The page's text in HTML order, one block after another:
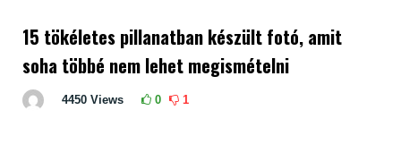
15 tökéletes pillanatban készült fotó, amit
soha többé nem lehet megismételni
4450 Views 0 1